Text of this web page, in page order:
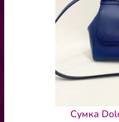
Сумка